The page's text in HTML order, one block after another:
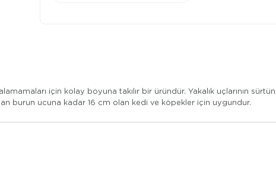
için kolay boyuna takılır bir üründür. Yakalık uçlarının
burun ucuna kadar 16 cm olan kedi ve köpekler için uygundur.